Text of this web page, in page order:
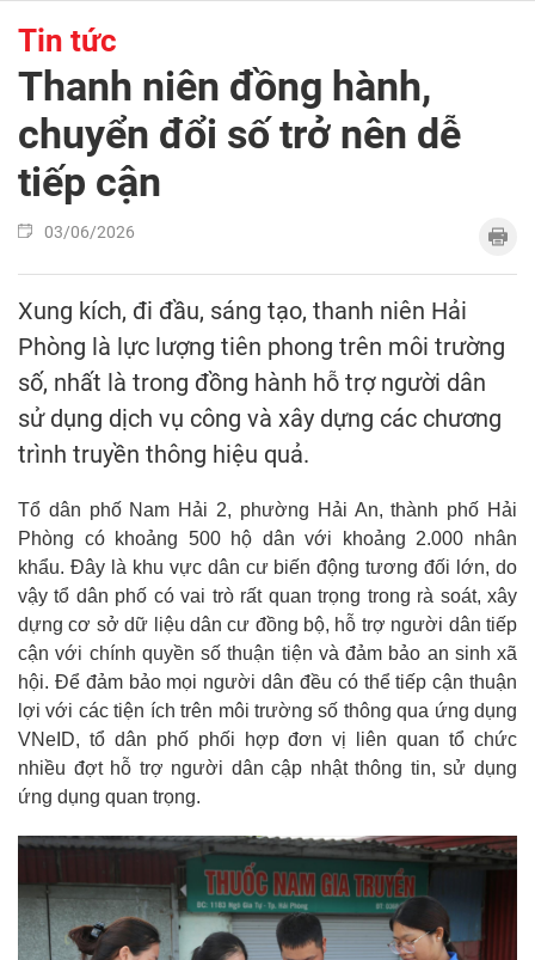
Tin tức
Thanh niên đồng hành,
chuyển đổi số trở nên dễ
tiếp cận
03/06/2026
Xung kích, đi đầu, sáng tạo, thanh niên Hải
Phòng là lực lượng tiên phong trên môi trường
số, nhất là trong đồng hành hỗ trợ người dân
sử dụng dịch vụ công và xây dựng các chương
trình truyền thông hiệu quả.
Tổ dân phố Nam Hải 2, phường Hải An, thành phố Hải
Phòng có khoảng 500 hộ dân với khoảng 2.000 nhân
khẩu. Đây là khu vực dân cư biến động tương đối lớn, do
vậy tổ dân phố có vai trò rất quan trọng trong rà soát, xây
dựng cơ sở dữ liệu dân cư đồng bộ, hỗ trợ người dân tiếp
cận với chính quyền số thuận tiện và đảm bảo an sinh xã
hội. Để đảm bảo mọi người dân đều có thể tiếp cận thuận
lợi với các tiện ích trên môi trường số thông qua ứng dụng
VNeID, tổ dân phố phối hợp đơn vị liên quan tổ chức
nhiều đợt hỗ trợ người dân cập nhật thông tin, sử dụng
ứng dụng quan trọng.